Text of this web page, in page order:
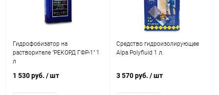
Гидрофобизатор на
растворителе "РЕКОРД ГФР-1" 1
л
1 530 руб. / шт
Средство гидроизолирующее
Alpa Polyfluid 1 л.
3 570 руб. / шт